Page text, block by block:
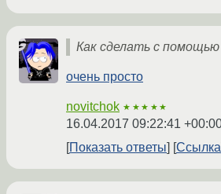
Как сделать с
очень просто
novitchok ★★★★★
16.04.2017 09:22:41
Показать ответы
Ссылка